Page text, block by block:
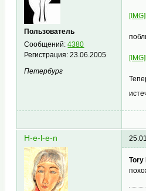
Пользователь
Сообщений:4380
Регистрация:23.06.2005
Петербург
H-e-l-e-n
Tory